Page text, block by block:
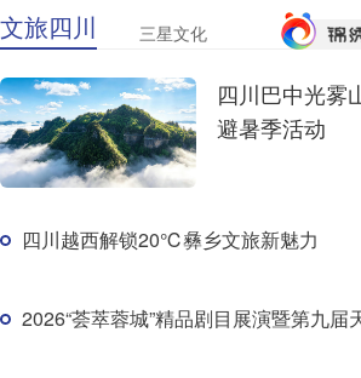
文旅四川 三星文化
四川巴中光雾
避暑季活动
四川越西解锁20℃彝乡文旅新魅力
2026“荟萃蓉城”精品剧目展演暨第九届